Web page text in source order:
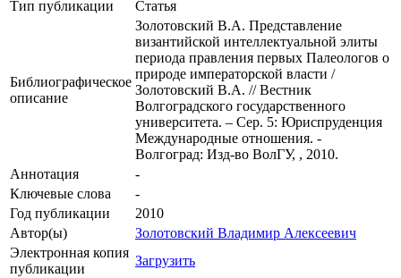
Тип публикации
Статья
Библиографическое
описание
Золотовский В.А. Представление
византийской интеллектуальной элиты
периода правления первых Палеологов о
природе императорской власти /
Золотовский В.А. // Вестник
Волгоградского государственного
университета. – Сер. 5: Юриспруденция
Международные отношения. -
Волгоград: Изд-во ВолГУ, , 2010.
Аннотация
-
Ключевые cлова
-
Год публикации
2010
Автор(ы)
Золотовский Владимир Алексеевич
Электронная копия
публикации
Загрузить